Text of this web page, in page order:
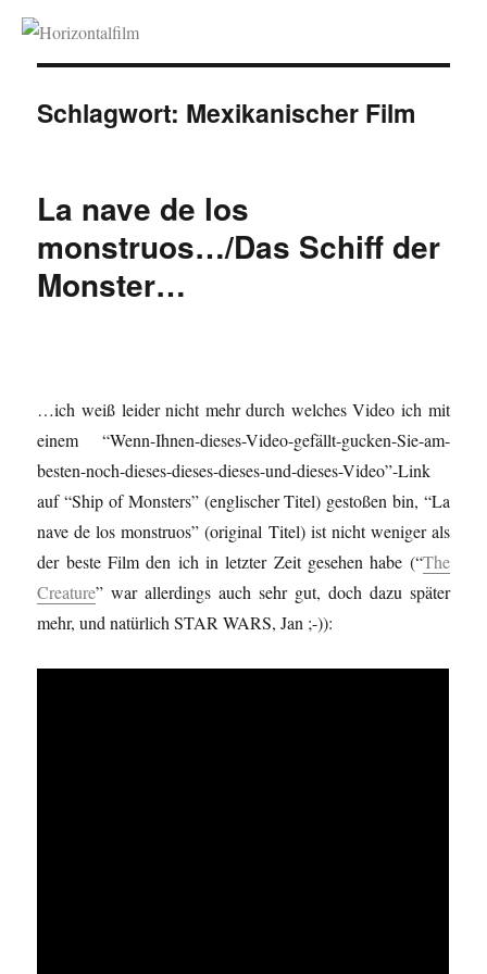
Horizontalfilm
Schlagwort: Mexikanischer Film
La nave de los
monstruos…/Das Schiff der
Monster…
…ich weiß leider nicht mehr durch welches Video ich mit
einem “Wenn-Ihnen-dieses-Video-gefällt-gucken-Sie-am-
besten-noch-dieses-dieses-dieses-und-dieses-Video”-Link
auf “Ship of Monsters” (englischer Titel) gestoßen bin, “La
nave de los monstruos” (original Titel) ist nicht weniger als
der beste Film den ich in letzter Zeit gesehen habe (“The
Creature” war allerdings auch sehr gut, doch dazu später
mehr, und natürlich STAR WARS, Jan ;-)):